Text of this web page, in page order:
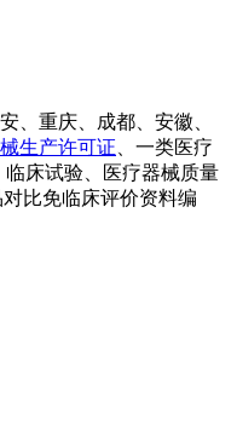
、重庆、成都、安徽、
生产许可证 、一类医疗
床试验、医疗器械质量
比免临床评价资料编